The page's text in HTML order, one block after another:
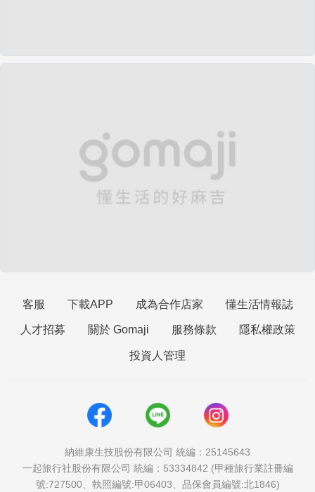
客服 下載APP 成為合作店家 懂生活情報誌
人才招募 關於 Gomaji 服務條款 隱私權政策
投資人管理
納維康生技股份有限公司 統編：25145643
一起旅行社股份有限公司 統編：53334842 (甲種旅行業註冊編
號:727500、執照編號:甲06403、品保會員編號:北1846)